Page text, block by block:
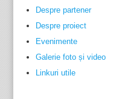
Despre partener
Despre proiect
Evenimente
Galerie foto și video
Linkuri utile